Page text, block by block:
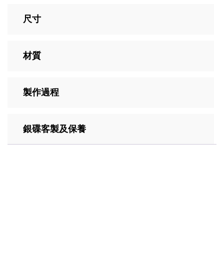
尺寸
材質
製作過程
銀碟客製及保養